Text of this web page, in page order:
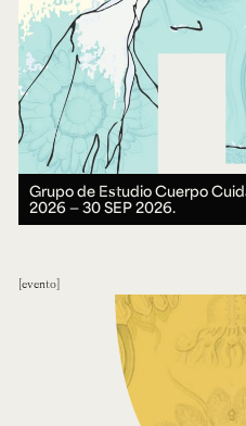
Grupo de Estudio Cuerpo
2026 ― 30 SEP 2026.
evento